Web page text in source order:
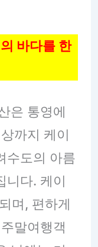
바다를 한
은 통영에
까지 케이
수도의 아름
니다. 케이
며, 편하게
말여행객